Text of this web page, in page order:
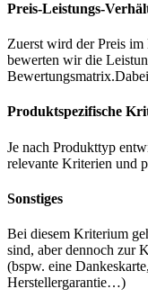
Preis-Leistungs-
Zuerst wird der Preis
bewerten wir die
Produktspezifische
Je nach Produkttyp
relevante Kriterien und
Sonstiges
Bei diesem Kriterium
sind, aber dennoch zur
(bspw. eine
Herstellergarantie…)